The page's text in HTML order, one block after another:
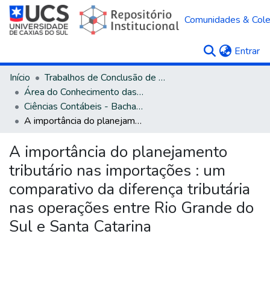
Comunidades &
Entrar
Início
Trabalhos de Conclusão de Curso
Área do Conhecimento das Ciências Sociais Aplicadas
Ciências Contábeis - Bacharelado
A importância do planejamento tributário nas importações : um comparativo da diferença tributária nas operações entre Rio Grande do Sul e Santa Catarina
A importância do planejamento
tributário nas importações : um
comparativo da diferença tributária
nas operações entre Rio Grande do
Sul e Santa Catarina